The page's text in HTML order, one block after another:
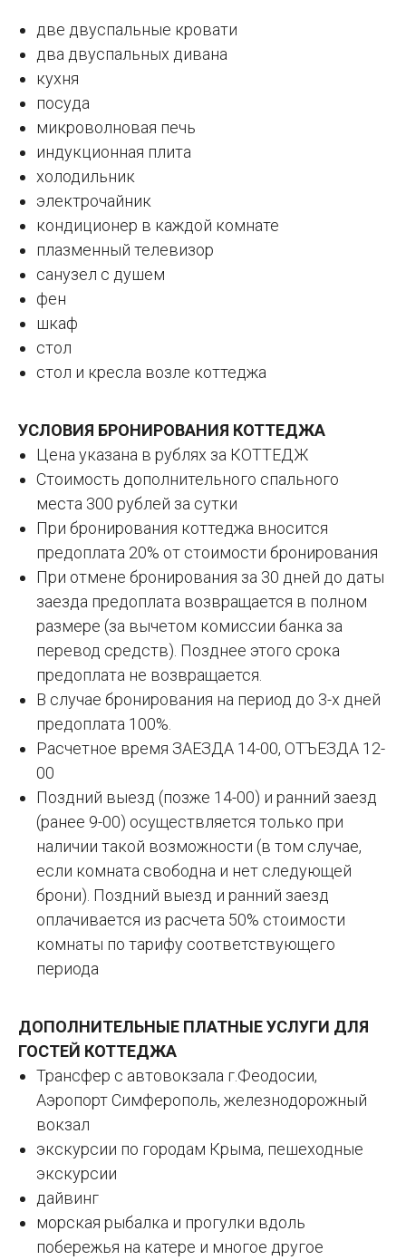
две двуспальные кровати
два двуспальных дивана
кухня
посуда
микроволновая печь
индукционная плита
холодильник
электрочайник
кондиционер в каждой комнате
плазменный телевизор
санузел с душем
фен
шкаф
стол
стол и кресла возле коттеджа
УСЛОВИЯ БРОНИРОВАНИЯ КОТТЕДЖА
Цена указана в рублях за КОТТЕДЖ
Стоимость дополнительного спального
места 300 рублей за сутки
При бронирования коттеджа вносится
предоплата 20% от стоимости бронирования
При отмене бронирования за 30 дней до даты
заезда предоплата возвращается в полном
размере (за вычетом комиссии банка за
перевод средств). Позднее этого срока
предоплата не возвращается.
В случае бронирования на период до 3-х дней
предоплата 100%.
Расчетное время ЗАЕЗДА 14-00, ОТЪЕЗДА 12-
00
Поздний выезд (позже 14-00) и ранний заезд
(ранее 9-00) осуществляется только при
наличии такой возможности (в том случае,
если комната свободна и нет следующей
брони). Поздний выезд и ранний заезд
оплачивается из расчета 50% стоимости
комнаты по тарифу соответствующего
периода
ДОПОЛНИТЕЛЬНЫЕ ПЛАТНЫЕ УСЛУГИ ДЛЯ
ГОСТЕЙ КОТТЕДЖА
Трансфер с автовокзала г.Феодосии,
Аэропорт Симферополь, железнодорожный
вокзал
экскурсии по городам Крыма, пешеходные
экскурсии
дайвинг
морская рыбалка и прогулки вдоль
побережья на катере и многое другое